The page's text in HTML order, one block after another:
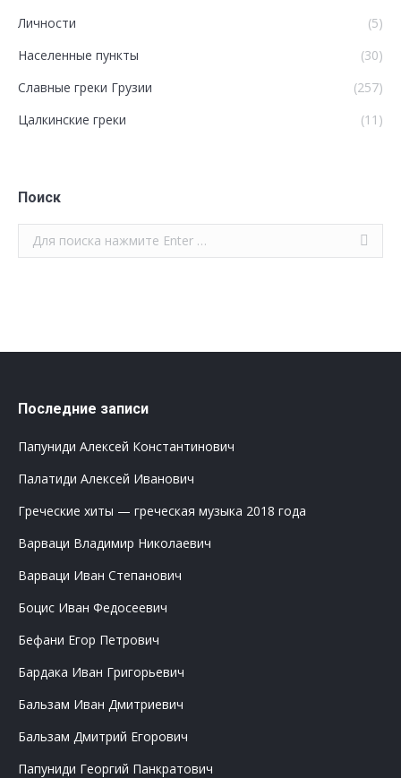
Личности
(5)
Населенные пункты
(30)
Славные греки Грузии
(257)
Цалкинские греки
(11)
Поиск
Поиск:
Последние записи
Папуниди Алексей Константинович
Палатиди Алексей Иванович
Греческие хиты — греческая музыка 2018 года
Варваци Владимир Николаевич
Варваци Иван Степанович
Боцис Иван Федосеевич
Бефани Егор Петрович
Бардака Иван Григорьевич
Бальзам Иван Дмитриевич
Бальзам Дмитрий Егорович
Папуниди Георгий Панкратович